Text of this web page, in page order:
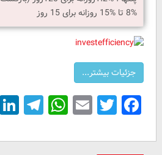
%8 تا %15 روزانه برای 15 روز
Facebook
Twitter
Email